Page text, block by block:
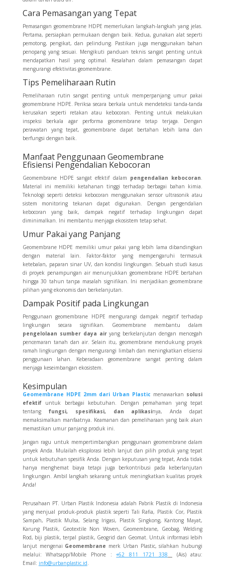
Cara Pemasangan yang Tepat
Pemasangan geomembrane HDPE memerlukan langkah-langkah yang jelas.
Pertama, persiapkan permukaan dengan baik. Kedua, gunakan alat seperti
pemotong, pengikat, dan pelindung. Pastikan juga menggunakan bahan
penopang yang sesuai. Mengikuti panduan teknis sangat penting untuk
mendapatkan hasil yang optimal. Kesalahan dalam pemasangan dapat
mengurangi efektivitas geomembrane.
Tips Pemeliharaan Rutin
Pemeliharaan rutin sangat penting untuk memperpanjang umur pakai
geomembrane HDPE. Periksa secara berkala untuk mendeteksi tanda-tanda
kerusakan seperti retakan atau kebocoran. Penting untuk melakukan
inspeksi berkala agar performa geomembrane tetap terjaga. Dengan
perawatan yang tepat, geomembrane dapat bertahan lebih lama dan
berfungsi dengan baik.
Manfaat Penggunaan Geomembrane
Efisiensi Pengendalian Kebocoran
Geomembrane HDPE sangat efektif dalam pengendalian kebocoran.
Material ini memiliki ketahanan tinggi terhadap berbagai bahan kimia.
Teknologi seperti deteksi kebocoran menggunakan sensor ultrasonik atau
sistem monitoring tekanan dapat digunakan. Dengan pengendalian
kebocoran yang baik, dampak negatif terhadap lingkungan dapat
diminimalkan. Ini membantu menjaga ekosistem tetap sehat.
Umur Pakai yang Panjang
Geomembrane HDPE memiliki umur pakai yang lebih lama dibandingkan
dengan material lain. Faktor-faktor yang mempengaruhi termasuk
ketebalan, paparan sinar UV, dan kondisi lingkungan. Sebuah studi kasus
di proyek penampungan air menunjukkan geomembrane HDPE bertahan
hingga 30 tahun tanpa masalah signifikan. Ini menjadikan geomembrane
pilihan yang ekonomis dan berkelanjutan.
Dampak Positif pada Lingkungan
Penggunaan geomembrane HDPE mengurangi dampak negatif terhadap
lingkungan secara signifikan. Geomembrane membantu dalam
pengelolaan sumber daya airyang berkelanjutan dengan mencegah
pencemaran tanah dan air. Selain itu, geomembrane mendukung proyek
ramah lingkungan dengan mengurangi limbah dan meningkatkan efisiensi
penggunaan lahan. Keberadaan geomembrane sangat penting dalam
menjaga keseimbangan ekosistem.
Kesimpulan
Geomembrane HDPE 2mm dari Urban Plastic menawarkan solusi
efektifuntuk berbagai kebutuhan. Dengan pemahaman yang tepat
tentang fungsi, spesifikasi, dan aplikasinya, Anda dapat
memaksimalkan manfaatnya. Keamanan dan pemeliharaan yang baik akan
memastikan umur panjang produk ini.
Jangan ragu untuk mempertimbangkan penggunaan geomembrane dalam
proyek Anda. Mulailah eksplorasi lebih lanjut dan pilih produk yang tepat
untuk kebutuhan spesifik Anda. Dengan keputusan yang tepat, Anda tidak
hanya menghemat biaya tetapi juga berkontribusi pada keberlanjutan
lingkungan. Ambil langkah sekarang untuk meningkatkan kualitas proyek
Anda!
Perusahaan PT. Urban Plastik Indonesia adalah Pabrik Plastik di Indonesia
yang menjual produk-produk plastik seperti Tali Rafia, Plastik Cor, Plastik
Sampah, Plastik Mulsa, Selang Irigasi, Plastik Singkong, Kantong Mayat,
Karung Plastik, Geotextile Non Woven, Geomembrane, Geobag, Welding
Rod, biji plastik, terpal plastik, Geogrid dan Geomat. Untuk informasi lebih
lanjut mengenai Geomembrane merk Urban Plastic, silahkan hubungi
melalui: Whatsapp/Mobile Phone :+62 811 1721 338
(Ais) atau:
Email: info@urbanplastic.id.